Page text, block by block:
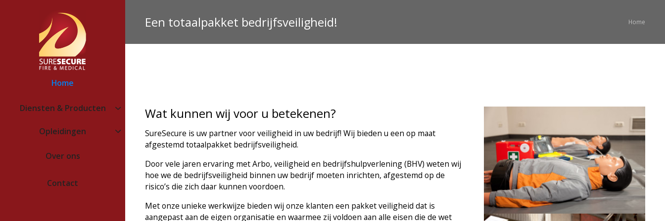
Home
Diensten & Producten
Opleidingen
Over ons
Contact
Een totaalpakket bedrijfsveiligheid! Home
Wat kunnen wij voor u betekenen?
SureSecure is uw partner voor veiligheid in uw bedrijf! Wij bieden u een op maat
afgestemd totaalpakket bedrijfsveiligheid.
Door vele jaren ervaring met Arbo, veiligheid en bedrijfshulpverlening (BHV) weten wij
hoe we de bedrijfsveiligheid binnen uw bedrijf moeten inrichten, afgestemd op de
risico’s die zich daar kunnen voordoen.
Met onze unieke werkwijze bieden wij onze klanten een pakket veiligheid dat is
aangepast aan de eigen organisatie en waarmee zij voldoen aan alle eisen die de wet